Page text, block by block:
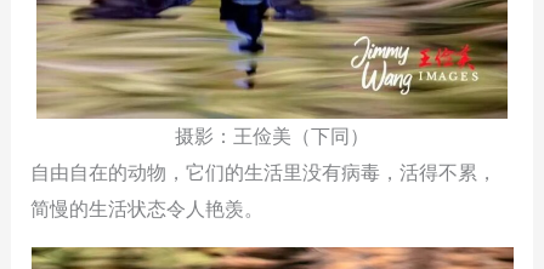
摄影：王俭美（下同）
自由自在的动物，它们的生活里没有病毒，活得不累，
简慢的生活状态令人艳羡。